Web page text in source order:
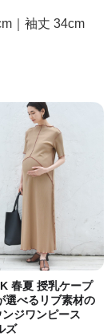
｜袖丈 34cm
春夏 授乳ケープ
選べるリブ素材の
ジワンピース
ズ